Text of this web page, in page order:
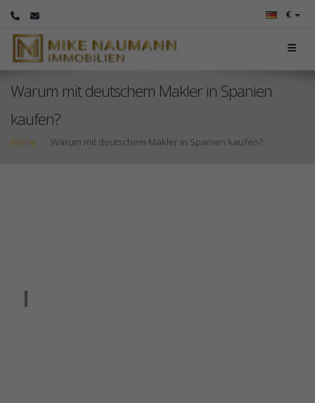
€
Warum mit deutschem Makler in Spanien
kaufen?
Home Warum mit deutschem Makler in Spanien kaufen?